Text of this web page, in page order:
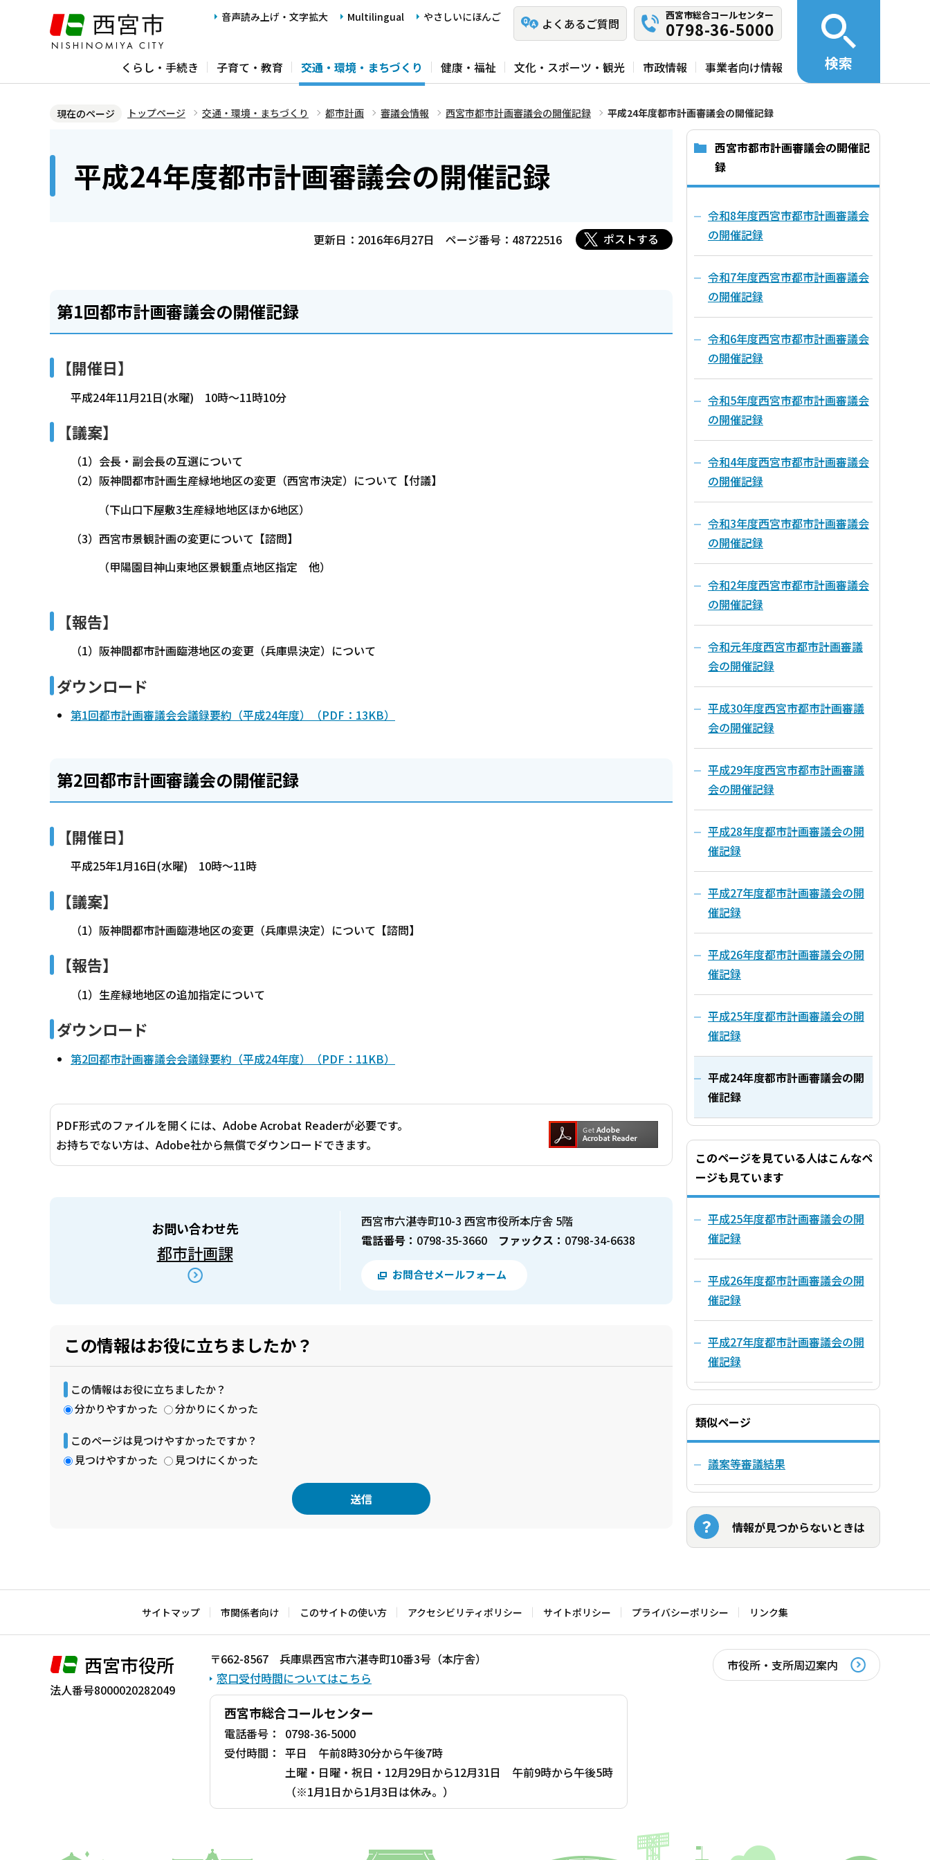
ジ
音声読み上げ・文字拡大 Multilingual やさしいにほんご よくあるご質問
西宮市総合コールセンター
0798-36-5000
くらし・手続き 子育て・教育 交通・環境・まちづくり 健康・福祉 文化・スポーツ・観光 市政情報 事業者向け情報 検索
現在のページ トップページ 交通・環境・まちづくり 都市計画 審議会情報 西宮市都市計画審議会の開催記録 平成24年度都市計画審議会の開催記録
平成24年度都市計画審議会の開催記録
更新日：2016年6月27日 ページ番号：48722516 ポストする
第1回都市計画審議会の開催記録
【開催日】
平成24年11月21日(水曜) 10時～11時10分
【議案】
（1）会長・副会長の互選について
（2）阪神間都市計画生産緑地地区の変更（西宮市決定）について【付議】
（下山口下屋敷3生産緑地地区ほか6地区）
（3）西宮市景観計画の変更について【諮問】
（甲陽園目神山東地区景観重点地区指定 他）
【報告】
（1）阪神間都市計画臨港地区の変更（兵庫県決定）について
ダウンロード
第1回都市計画審議会会議録要約（平成24年度）（PDF：13KB）
第2回都市計画審議会の開催記録
【開催日】
平成25年1月16日(水曜) 10時～11時
【議案】
（1）阪神間都市計画臨港地区の変更（兵庫県決定）について【諮問】
【報告】
（1）生産緑地地区の追加指定について
ダウンロード
第2回都市計画審議会会議録要約（平成24年度）（PDF：11KB）
PDF形式のファイルを開くには、Adobe Acrobat Readerが必要です。
お持ちでない方は、Adobe社から無償でダウンロードできます。
お問い合わせ先
都市計画課
西宮市六湛寺町10-3 西宮市役所本庁舎 5階
電話番号： 0798-35-3660 ファックス： 0798-34-6638
お問合せメールフォーム
この情報はお役に立ちましたか？
この情報はお役に立ちましたか？
分かりやすかった
分かりにくかった
このページは見つけやすかったですか？
見つけやすかった
見つけにくかった
で
西宮市都市計画審議会の開催記
録
令和8年度西宮市都市計画審議会
の開催記録
令和7年度西宮市都市計画審議会
の開催記録
令和6年度西宮市都市計画審議会
の開催記録
令和5年度西宮市都市計画審議会
の開催記録
令和4年度西宮市都市計画審議会
の開催記録
令和3年度西宮市都市計画審議会
の開催記録
令和2年度西宮市都市計画審議会
の開催記録
令和元年度西宮市都市計画審議
会の開催記録
平成30年度西宮市都市計画審議
会の開催記録
平成29年度西宮市都市計画審議
会の開催記録
平成28年度都市計画審議会の開
催記録
平成27年度都市計画審議会の開
催記録
平成26年度都市計画審議会の開
催記録
平成25年度都市計画審議会の開
催記録
平成24年度都市計画審議会の開
催記録
このページを見ている人はこんなペ
ージも見ています
平成25年度都市計画審議会の開
催記録
平成26年度都市計画審議会の開
催記録
平成27年度都市計画審議会の開
催記録
類似ページ
議案等審議結果
情報が見つからないときは
サイトマップ 市関係者向け このサイトの使い方 アクセシビリティポリシー サイトポリシー プライバシーポリシー リンク集
西宮市役所
法人番号8000020282049
〒662-8567 兵庫県西宮市六湛寺町10番3号（本庁舎）
窓口受付時間についてはこちら
西宮市総合コールセンター
電話番号：
0798-36-5000
受付時間： 平日 午前8時30分から午後7時
土曜・日曜・祝日・12月29日から12月31日 午前9時から午後5時
（※1月1日から1月3日は休み。）
市役所・支所周辺案内